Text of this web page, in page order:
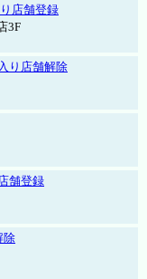
店舗登録
3F
り店舗解除
舗登録
除